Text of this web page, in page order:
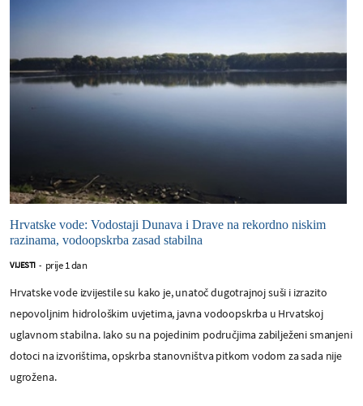
Hrvatske vode: Vodostaji Dunava i Drave na rekordno niskim
razinama, vodoopskrba zasad stabilna
VIJESTI - prije 1 dan
Hrvatske vode izvijestile su kako je, unatoč dugotrajnoj suši i izrazito
nepovoljnim hidrološkim uvjetima, javna vodoopskrba u Hrvatskoj
uglavnom stabilna. Iako su na pojedinim područjima zabilježeni smanjeni
dotoci na izvorištima, opskrba stanovništva pitkom vodom za sada nije
ugrožena.